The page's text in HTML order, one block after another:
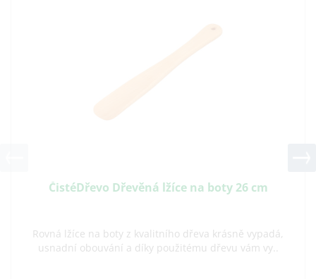
Rovná lžíce na boty z kvalitního dřeva krásně
usnadní obouvání a díky použitému dřevu vám